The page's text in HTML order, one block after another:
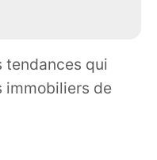
tendances qui
immobiliers de